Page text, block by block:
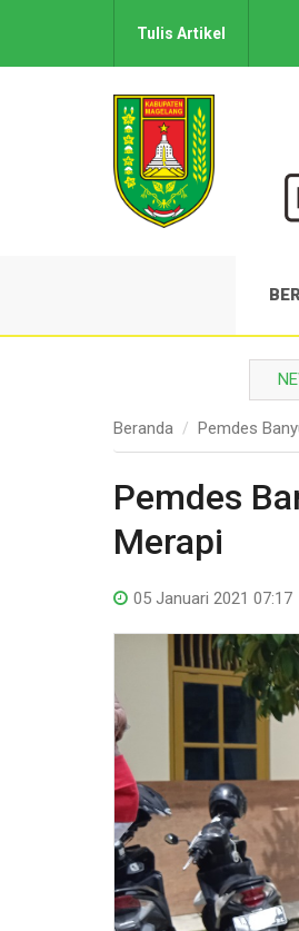
Tulis Artikel
Beranda Pemdes
Pemdes
Merapi
05 Januari 2021 07:17